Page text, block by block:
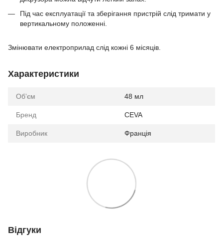
Під час експлуатації та зберігання пристрій слід тримати у
вертикальному положенні.
Змінювати електроприлад слід кожні 6 місяців.
Характеристики
Обʼєм 48 мл
Бренд CEVA
Виробник Франція
Відгуки